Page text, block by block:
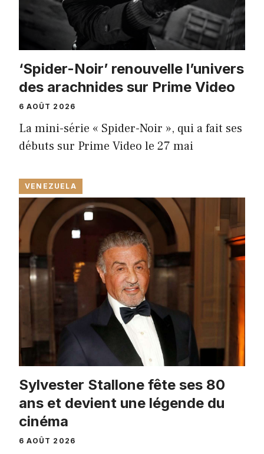
‘Spider-Noir’ renouvelle l’univers
des arachnides sur Prime Video
6 AOÛT 2026
La mini-série « Spider-Noir », qui a fait ses
débuts sur Prime Video le 27 mai
VENEZUELA
Sylvester Stallone fête ses 80
ans et devient une légende du
cinéma
6 AOÛT 2026